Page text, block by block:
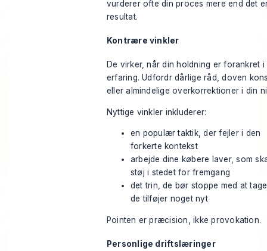
vurderer ofte din proces mere end det
resultat.
Kontrære vinkler
De virker, når din holdning er forankret i
erfaring. Udfordr dårlige råd, doven
eller almindelige overkorrektioner i din
Nyttige vinkler inkluderer:
en populær taktik, der fejler i den
forkerte kontekst
arbejde dine købere laver, som
støj i stedet for fremgang
det trin, de bør stoppe med at
de tilføjer noget nyt
Pointen er præcision, ikke provokation.
Personlige driftslæringer